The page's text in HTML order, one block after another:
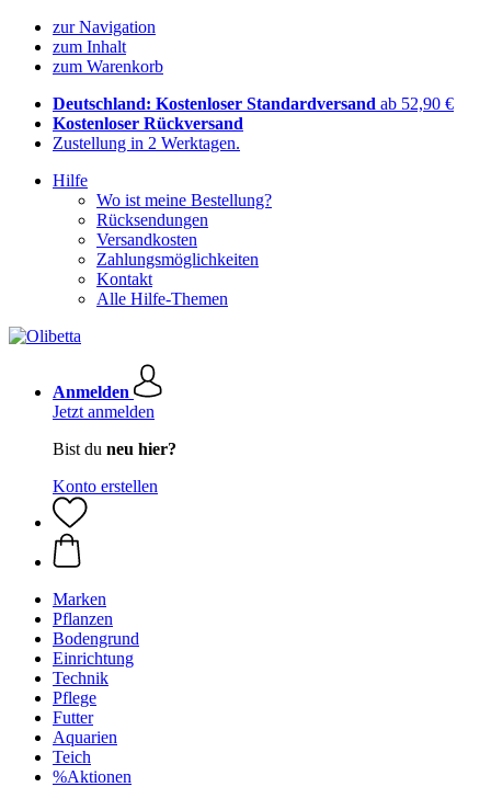
zur Navigation
zum Inhalt
zum Warenkorb
Deutschland: Kostenloser Standardversand ab 52,90 €
Kostenloser Rückversand
Zustellung in 2 Werktagen.
Hilfe
Wo ist meine Bestellung?
Rücksendungen
Versandkosten
Zahlungsmöglichkeiten
Kontakt
Alle Hilfe-Themen
Anmelden
Jetzt anmelden
Bist du neu hier?
Konto erstellen
Marken
Pflanzen
Bodengrund
Einrichtung
Technik
Pflege
Futter
Aquarien
Teich
%Aktionen